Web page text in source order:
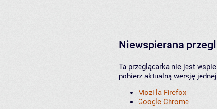
Niewspierana
Ta przeglądarka nie jest
pobierz aktualną wersję
Mozilla Firefox
Google Chrome